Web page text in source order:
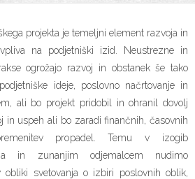
projekta je temeljni element razvoja in
na podjetniški izid. Neustrezne in
ogrožajo razvoj in obstanek še tako
ideje, poslovno načrtovanje in
ali bo projekt pridobil in ohranil dovolj
in uspeh ali bo zaradi finančnih, časovnih
propadel. Temu v izogib
in zunanjim odjemalcem nudimo
obliki svetovanja o izbiri poslovnih oblik,